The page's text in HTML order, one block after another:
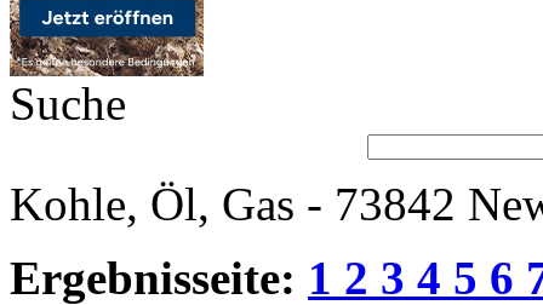
Suche
Kohle, Öl, Gas - 73842
Ergebnisseite: 1 2 3 4 5 6